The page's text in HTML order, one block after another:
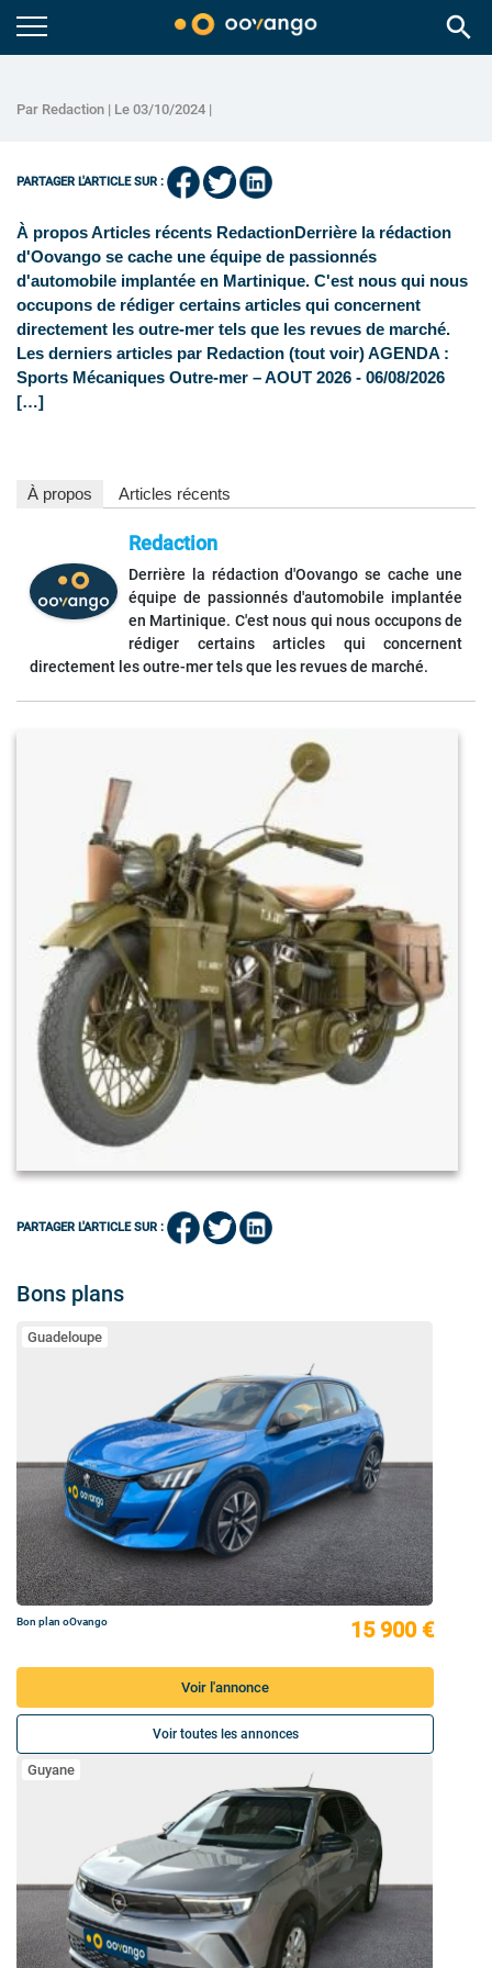
search
Par Redaction | Le 03/10/2024 |
PARTAGER L'ARTICLE SUR :
À propos Articles récents RedactionDerrière la rédaction
d'Oovango se cache une équipe de passionnés
d'automobile implantée en Martinique. C'est nous qui nous
occupons de rédiger certains articles qui concernent
directement les outre-mer tels que les revues de marché.
Les derniers articles par Redaction (tout voir) AGENDA :
Sports Mécaniques Outre-mer – AOUT 2026 - 06/08/2026
[…]
À propos Articles récents
Redaction
Derrière la rédaction d'Oovango se cache une
équipe de passionnés d'automobile implantée
en Martinique. C'est nous qui nous occupons de
rédiger certains articles qui concernent
directement les outre-mer tels que les revues de marché.
PARTAGER L'ARTICLE SUR :
Bons plans
Guadeloupe
Bon plan oOvango 15 900 €
Voir l'annonce
Voir toutes les annonces
Guyane